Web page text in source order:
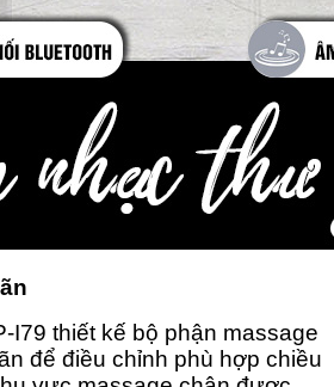
I79 thiết kế bộ phận massage
để điều chỉnh phù hợp chiều